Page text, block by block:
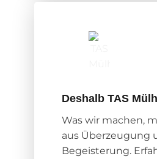
Deshalb TAS
Was wir machen,
aus Überzeugung
Begeisterung.